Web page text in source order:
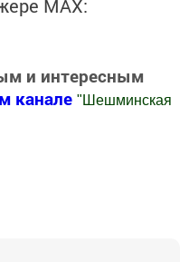
MАХ:
и интересным
канале " Шешминская